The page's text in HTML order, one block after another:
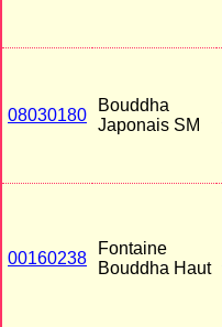
08030180
Bouddha
Japonais SM
00160238
Fontaine
Bouddha Haut